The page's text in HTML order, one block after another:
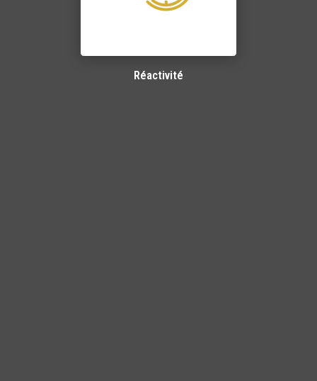
Réactivité